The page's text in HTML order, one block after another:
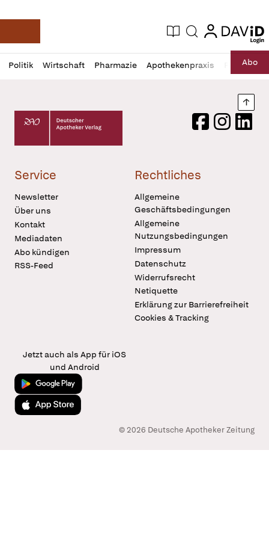
Deutsche Apotheker Zeitung
Aktuelle Ausgabe
Suche login
login
Politik Wirtschaft Pharmazie Apothekenpraxis RechtAbo
Profil
öffnen
Daz
Pur
Deutscher Apotheker Verlag Logo
FacebookInstagram
Service
Newsletter
Über uns
Kontakt
Mediadaten
Abo kündigen
RSS-Feed
Rechtliches
Allgemeine
Geschäftsbedingungen
Allgemeine
Nutzungsbedingungen
Impressum
Datenschutz
Widerrufsrecht
Netiquette
Erklärung zur Barrierefreiheit
Cookies & Tracking
Jetzt auch als App für iOS
und Android
Jetzt bei Google Play
Laden im App Store
© 2026 Deutsche Apotheker Zeitung